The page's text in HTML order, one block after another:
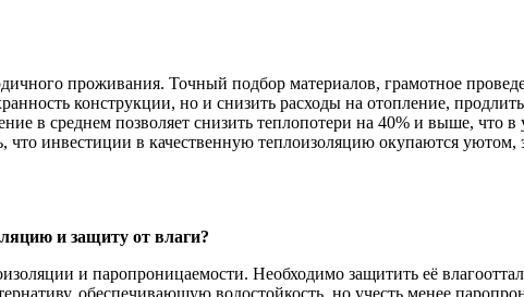
проживания. Точный подбор материалов, грамотное
конструкции, но и снизить расходы на отопление,
в среднем позволяет снизить теплопотери на 40% и выше, что
инвестиции в качественную теплоизоляцию окупаются уютом,
и защиту от влаги?
и паропроницаемости. Необходимо защитить её